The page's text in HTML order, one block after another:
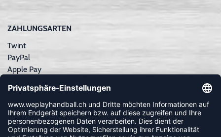
ZAHLUNGSARTEN
Twint
PayPal
Apple Pay
Kreditkarte
Rechnungskauf
NEWSLETTER